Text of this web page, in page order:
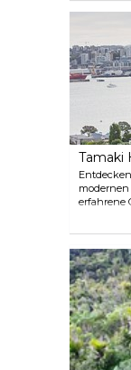
sogar mit
von
Kunden
sich darauf
den
Tamaki
modernen
erfahrene
schönsten